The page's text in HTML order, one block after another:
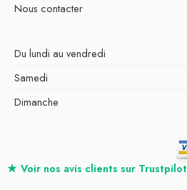
Nous contacter
Du lundi au vendredi
Samedi
Dimanche
★ Voir nos avis clients sur Trustpilot